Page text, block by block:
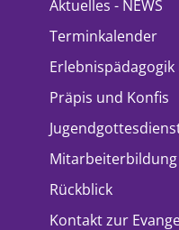
Aktuelles - NEWS
Terminkalender
Präpis und Konfis
Mitarbeiterbildung
Rückblick
Kontakt zur